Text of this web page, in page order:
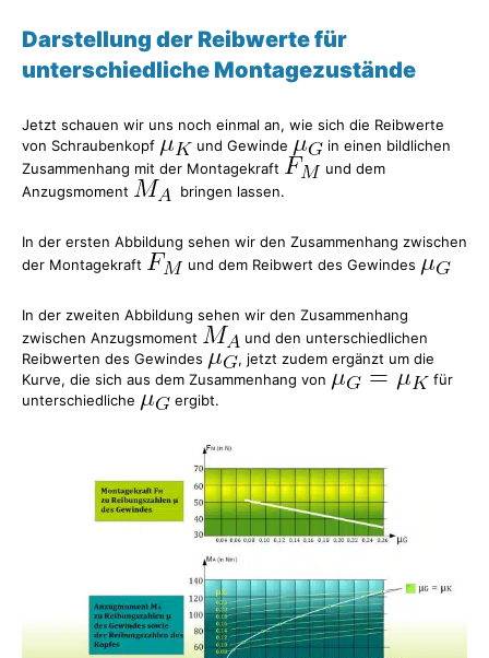
Darstellung der Reibwerte für
unterschiedliche Montagezustände
Jetzt schauen wir uns noch einmal an, wie sich die Reibwerte
von Schraubenkopf
und Gewinde
in einen bildlichen
Zusammenhang mit der Montagekraft
und dem
Anzugsmoment
bringen lassen.
In der ersten Abbildung sehen wir den Zusammenhang zwischen
der Montagekraft
und dem Reibwert des Gewindes
In der zweiten Abbildung sehen wir den Zusammenhang
zwischen Anzugsmoment
und den unterschiedlichen
Reibwerten des Gewindes
, jetzt zudem ergänzt um die
Kurve, die sich aus dem Zusammenhang von
für
unterschiedliche
ergibt.